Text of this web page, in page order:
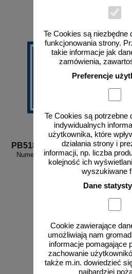
Te Cookies są niezbędne
funkcjonowania strony.
takie informacje jak
zamówienia,
Preferencje
Te Cookies są potrzebne
indywidualnych
użytkownika, które
działania strony i
informacji, np. liczba
kolejność ich
wyszukiwane
Dane
Cookie zawierające
umożliwiają nam
informacje pomagające
zachowanie
także m.in. dowiedzieć
najbardziej
PB518
Numer 18 - znak informacyjny -
PB518
od 4,02 zł
3,27 zł netto
do koszyka